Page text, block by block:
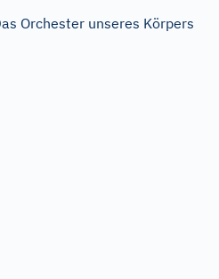
Orchester unseres Körpers